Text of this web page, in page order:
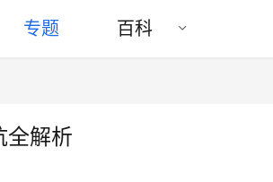
专题 百科
全解析